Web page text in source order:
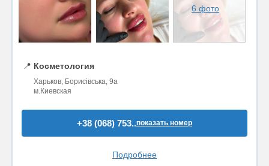
6 фото
📍 Косметология
Харьков, Борисівська, 9а
м.Киевская
+38 (068) 753..показать номер
Подробнее